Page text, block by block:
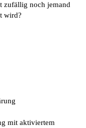
zufällig noch jemand
wird?
mit aktiviertem